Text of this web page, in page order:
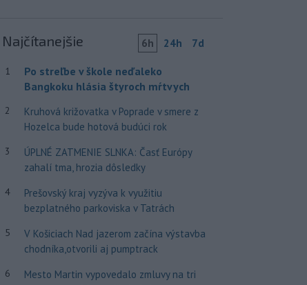
Najčítanejšie 6h 24h 7d
1
Po streľbe v škole neďaleko
Bangkoku hlásia štyroch mŕtvych
2
Kruhová križovatka v Poprade v smere z
Hozelca bude hotová budúci rok
3
ÚPLNÉ ZATMENIE SLNKA: Časť Európy
zahalí tma, hrozia dôsledky
4
Prešovský kraj vyzýva k využitiu
bezplatného parkoviska v Tatrách
5
V Košiciach Nad jazerom začína výstavba
chodníka,otvorili aj pumptrack
6
Mesto Martin vypovedalo zmluvy na tri